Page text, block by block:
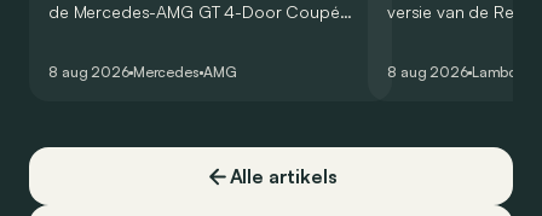
de Mercedes-AMG GT 4-Door Coupé
8 aug 2026 Mercedes AMG
versie van de
een record voor
8 aug 2026
Alle artikels